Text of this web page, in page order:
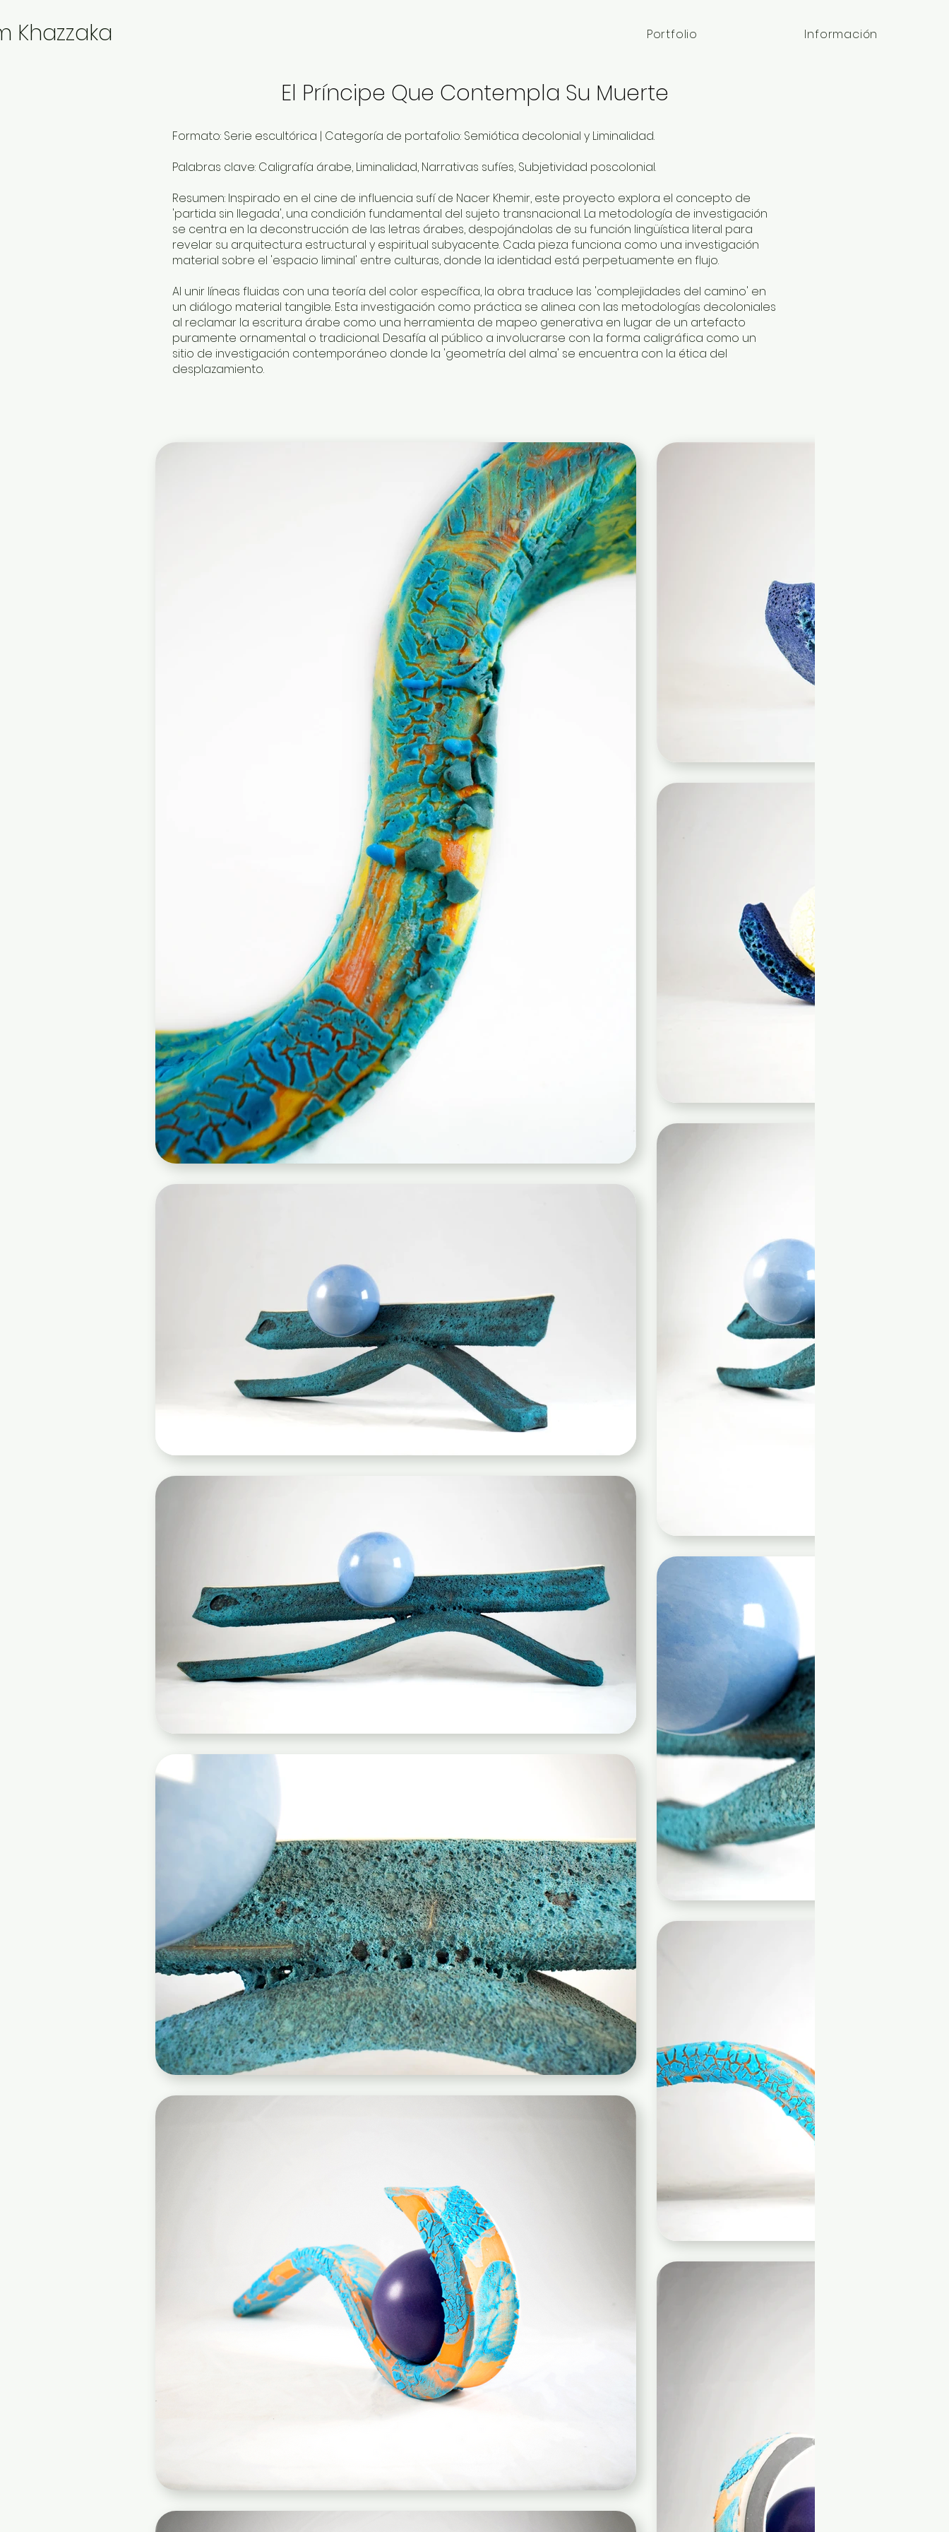
Khazzaka Portfolio Información
El Príncipe Que Contempla Su Muerte
Formato: Serie escultórica | Categoría de portafolio: Semiótica decolonial y Liminalidad.
Palabras clave: Caligrafía árabe, Liminalidad, Narrativas sufíes, Subjetividad poscolonial.
Resumen: Inspirado en el cine de influencia sufí de Nacer Khemir, este proyecto explora el concepto de
'partida sin llegada', una condición fundamental del sujeto transnacional. La metodología de investigación
se centra en la deconstrucción de las letras árabes, despojándolas de su función lingüística literal para
revelar su arquitectura estructural y espiritual subyacente. Cada pieza funciona como una investigación
material sobre el 'espacio liminal' entre culturas, donde la identidad está perpetuamente en flujo.
Al unir líneas fluidas con una teoría del color específica, la obra traduce las 'complejidades del camino' en
un diálogo material tangible. Esta investigación como práctica se alinea con las metodologías decoloniales
al reclamar la escritura árabe como una herramienta de mapeo generativa en lugar de un artefacto
puramente ornamental o tradicional. Desafía al público a involucrarse con la forma caligráfica como un
sitio de investigación contemporáneo donde la 'geometría del alma' se encuentra con la ética del
desplazamiento.